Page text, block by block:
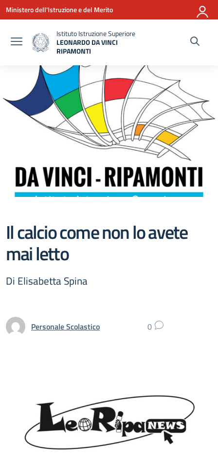
Vai ai contenuti
Vai al menu di navigazione
Vai al footer
Ministero dell'Istruzione e del Merito
Istituto Istruzione Superiore
LEONARDO DA VINCI
RIPAMONTI
Il calcio come non lo avete
mai letto
Di Elisabetta Spina
Personale Scolastico 0